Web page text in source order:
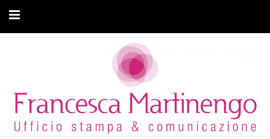
ARTICOLI
MODA ADATTIVA